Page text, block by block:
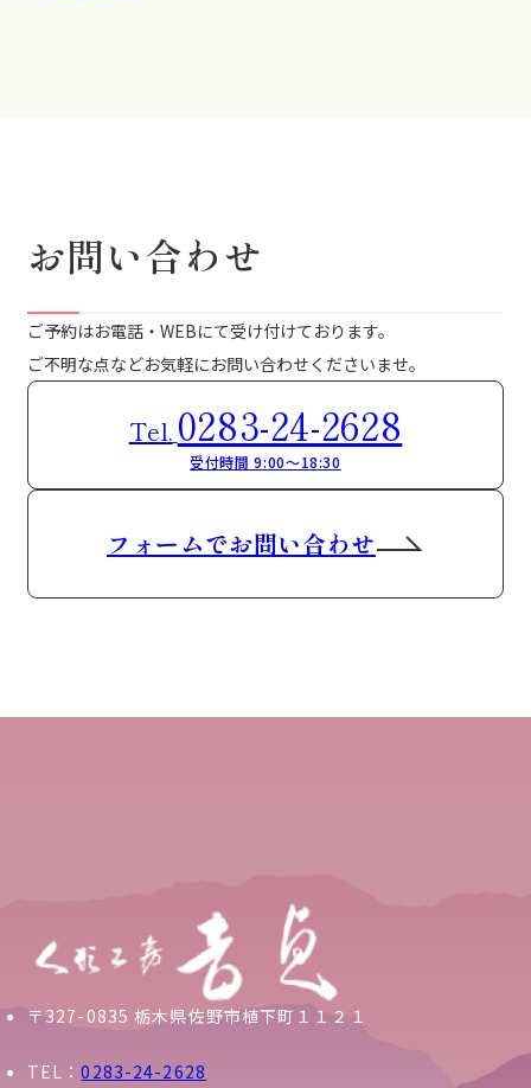
お問い合わせ
ご予約はお電話・WEBにて受け付けております。
ご不明な点などお気軽にお問い合わせくださいませ。
Tel. 0283-24-2628
受付時間 9:00～18:30
フォームでお問い合わせ
〒327-0835 栃木県佐野市植下町１１２１
TEL：0283-24-2628